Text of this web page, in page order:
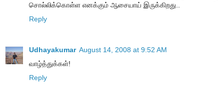
சொல்லிக்கொள்ள எனக்கும் ஆசையாய் இருக்கிறது..
Reply
Udhayakumar August 14, 2008 at 9:52 AM
வாழ்த்துக்கள்!
Reply